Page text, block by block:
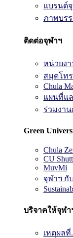
แบรนด์
ภาพบร
ติดต่อจุฬาฯ
หน่วยง
สมุดโท
Chula
แผนที่แ
ร่วมงา
Green
Chula
CU
MuvMi
จุฬาฯ กั
บริจาคให้จุฬา
เหตุผล